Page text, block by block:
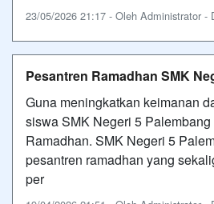
23/05/2026 21:17 - Oleh Administrator -
Pesantren Ramadhan SMK
Guna meningkatkan keimanan
siswa SMK Negeri 5
Ramadhan. SMK Negeri 5
pesantren ramadhan yang
per